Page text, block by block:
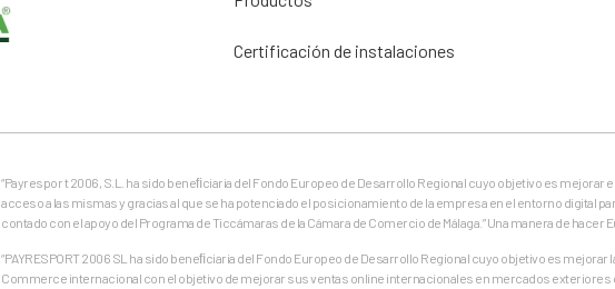
Certificación de instalaciones
“Payrespor t 2006, S.L. ha sido beneﬁciaria del Fondo Europeo de Desarrollo Regional cuyo objetivo es
acceso a las mismas y gracias al que se ha potenciado el posicionamiento de la empresa en el entorno digital
contado con el apoyo del Programa de Ticcámaras de la Cámara de Comercio de Málaga.” Una manera de hacer
“PAYRESPORT 2006 SL ha sido beneﬁciaria del Fondo Europeo de Desarrollo Regional cuyo objetivo es
Commerce internacional con el objetivo de mejorar sus ventas online internacionales en mercados exteriores